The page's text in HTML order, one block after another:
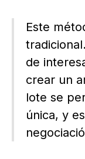
Este
de
crear un
lote se
única, y